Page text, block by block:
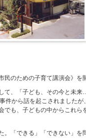
のための子育て講演会》を
て、「子ども、その今と未
から話を起こされましたが
でも、子どもの中からこれら
。「できる」「できない」を